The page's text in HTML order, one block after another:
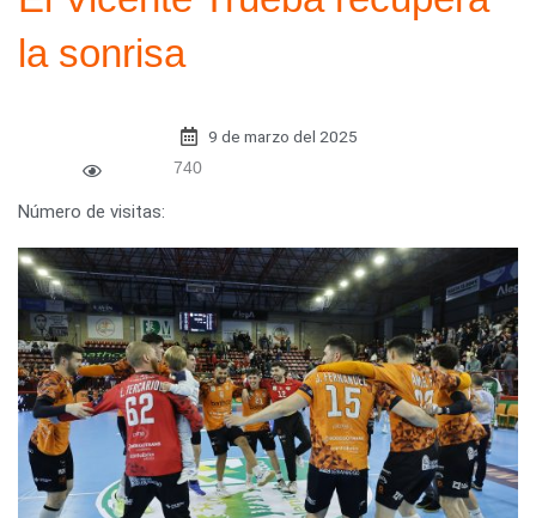
la sonrisa
9 de marzo del 2025
Número de visitas:
740